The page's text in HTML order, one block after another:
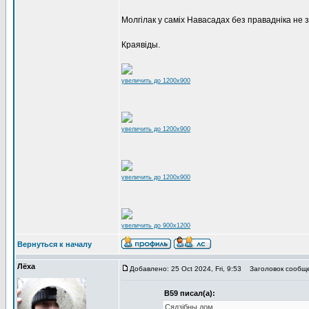
Молгілак у саміх Навасадах без правадніка не
Краявіды.
увеличить до 1200x900
увеличить до 1200x900
увеличить до 1200x900
увеличить до 900x1200
Вернуться к началу
Лёха Добавлено: 25 Oct 2024, Fri, 9:53 Заголовок
В59 писал(а):
Сядзібны дом